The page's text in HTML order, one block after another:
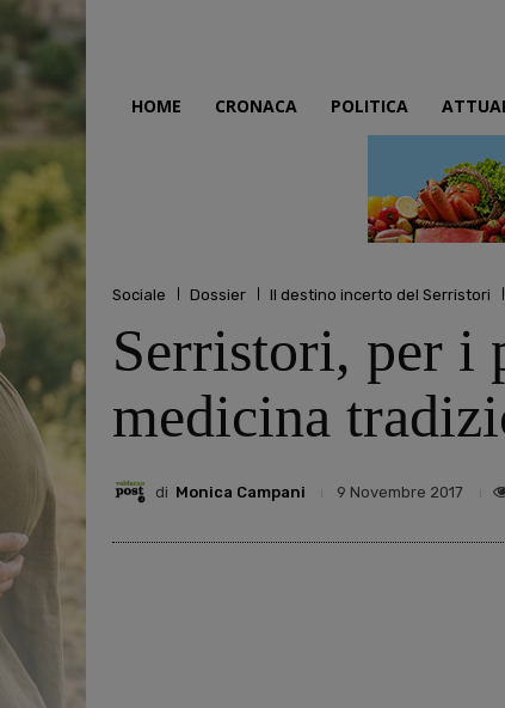
HOME CRONACA POLITICA
Sociale Dossier Il destino incerto del Serristori
Serristori, per i
medicina
di Monica Campani 9 Novembre 2017